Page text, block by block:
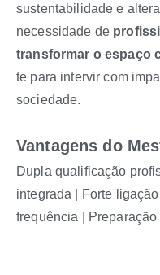
sustentabilidade e
necessidade de
transformar o espaço
te para intervir com
sociedade.
Vantagens do
Dupla qualificação
integrada | Forte
frequência |